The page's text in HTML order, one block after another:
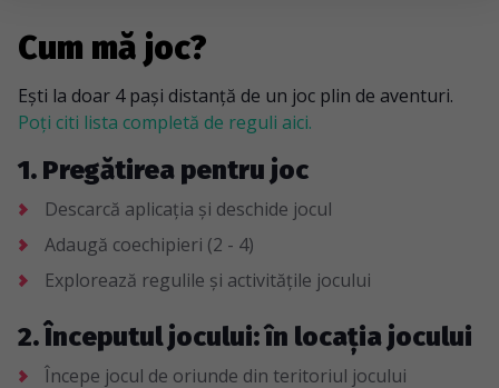
Cum mă joc?
Ești la doar 4 pași distanță de un joc plin de aventuri.
Poți citi lista completă de reguli aici.
1. Pregătirea pentru joc
Descarcă aplicația și deschide jocul
Adaugă coechipieri (2 - 4)
Explorează regulile și activitățile jocului
2. Începutul jocului: în locația jocului
Începe jocul de oriunde din teritoriul jocului